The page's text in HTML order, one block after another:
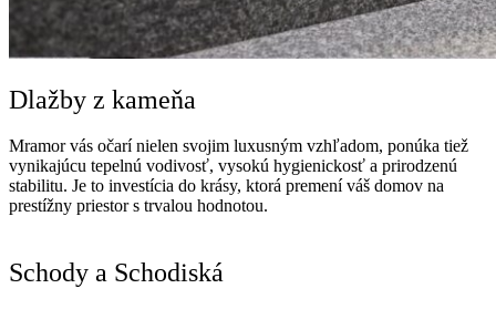
Dlažby z kameňa
Mramor vás očarí nielen svojim luxusným vzhľadom, ponúka tiež
vynikajúcu tepelnú vodivosť, vysokú hygienickosť a prirodzenú
stabilitu. Je to investícia do krásy, ktorá premení váš domov na
prestížny priestor s trvalou hodnotou.
Schody a Schodiská